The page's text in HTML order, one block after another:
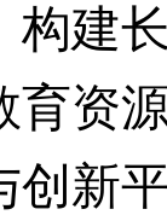
构建
育资
创新